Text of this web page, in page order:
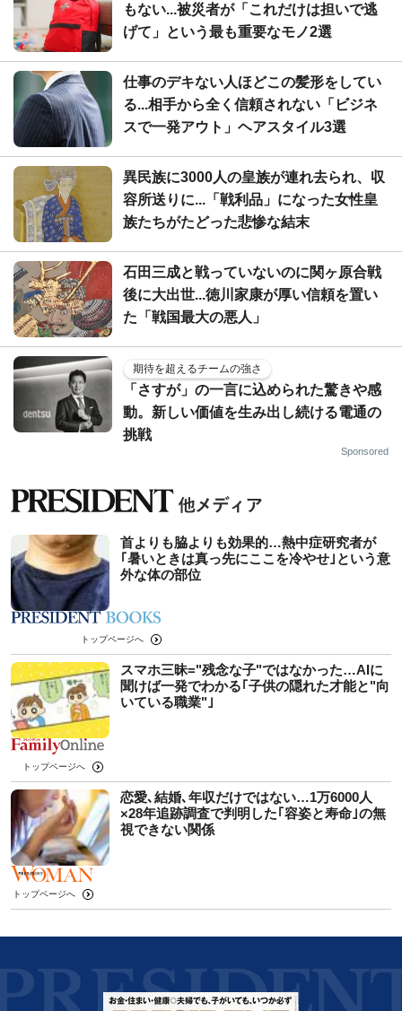
もない...被災者が「これだけは担いで逃
げて」という最も重要なモノ2選
仕事のデキない人ほどこの髪形をしてい
る...相手から全く信頼されない「ビジネ
スで一発アウト」ヘアスタイル3選
異民族に3000人の皇族が連れ去られ、収
容所送りに...「戦利品」になった女性皇
族たちがたどった悲惨な結末
石田三成と戦っていないのに関ヶ原合戦
後に大出世...徳川家康が厚い信頼を置い
た「戦国最大の悪人」
期待を超えるチームの強さ
「さすが」の一言に込められた驚きや感
動。新しい価値を生み出し続ける電通の
挑戦
Sponsored
首よりも脇よりも効果的…熱中症研究者が
｢暑いときは真っ先にここを冷やせ｣という意
外な体の部位
トップページへ
スマホ三昧="残念な子"ではなかった…AIに
聞けば一発でわかる｢子供の隠れた才能と"向
いている職業"｣
トップページへ
恋愛､結婚､年収だけではない…1万6000人
×28年追跡調査で判明した｢容姿と寿命｣の無
視できない関係
トップページへ